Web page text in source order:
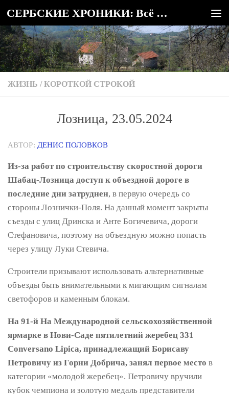
Под записью СЕРБСКИЕ ХРОНИКИ: Всё о Сербии
ЖИЗНЬ / КОРОТКОЙ СТРОКОЙ
Лозница, 23.05.2024
АВТОР: ДЕНИС ПОЛОВКОВ
Из-за работ по строительству скоростной дороги
Шабац-Лозница доступ к объездной дороге в
последние дни затруднен, в первую очередь со
стороны Лознички-Поля. На данный момент закрыты
съезды с улиц Дринска и Анте Богичевича, дороги
Стефановича, поэтому на объездную можно попасть
через улицу Луки Стевича.
Строители призывают использовать альтернативные
объезды быть внимательными к мигающим сигналам
светофоров и каменным блокам.
На 91-й На Международной сельскохозяйственной
ярмарке в Нови-Саде пятилетний жеребец 331
Conversano Lipica, принадлежащий Борисаву
Петровичу из Горни Добрича, занял первое место в
категории «молодой жеребец». Петровичу вручили
кубок чемпиона и золотую медаль представители